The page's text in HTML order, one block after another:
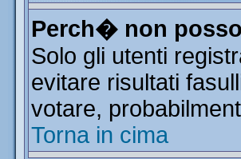
Perch� non
Solo gli utenti
evitare risultati
votare,
Torna in cima